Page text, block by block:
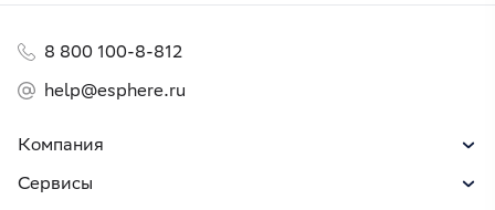
Компания
Сервисы
8 800 100-8-812
help@esphere.ru